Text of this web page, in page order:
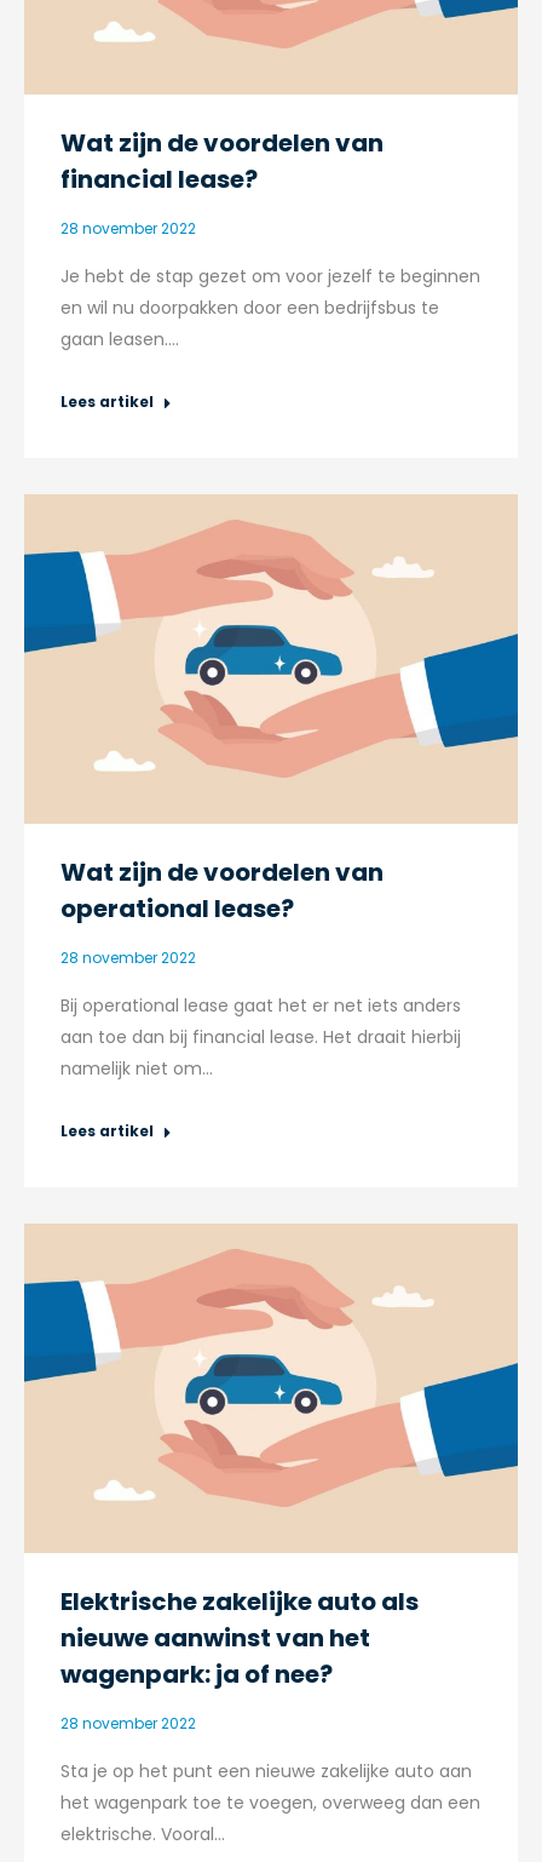
Wat zijn de voordelen van
financial lease?
28 november 2022
Je hebt de stap gezet om voor jezelf te beginnen
en wil nu doorpakken door een bedrijfsbus te
gaan leasen.…
Lees artikel
Wat zijn de voordelen van
operational lease?
28 november 2022
Bij operational lease gaat het er net iets anders
aan toe dan bij financial lease. Het draait hierbij
namelijk niet om…
Lees artikel
Elektrische zakelijke auto als
nieuwe aanwinst van het
wagenpark: ja of nee?
28 november 2022
Sta je op het punt een nieuwe zakelijke auto aan
het wagenpark toe te voegen, overweeg dan een
elektrische. Vooral…